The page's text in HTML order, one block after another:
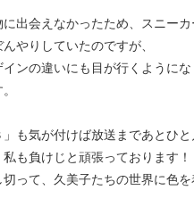
出会えなかったため、スニー
やりしていたのですが、
ンの違いにも目が行くように
も気が付けば放送まであとひ
も負けじと頑張っております！
って、久美子たちの世界に色